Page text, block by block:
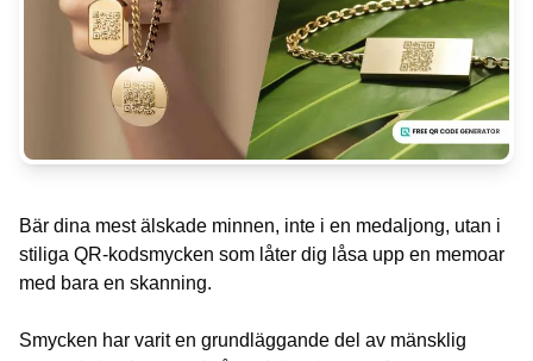
Bär dina mest älskade minnen, inte i en medaljong, utan i
stiliga QR-kodsmycken som låter dig låsa upp en memoar
med bara en skanning.
Smycken har varit en grundläggande del av mänsklig